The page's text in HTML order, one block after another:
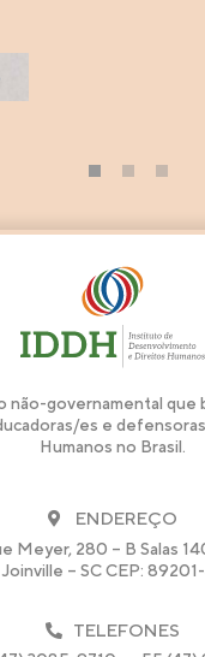
3
não-governamental que
es e
Humanos no Brasil.
ENDEREÇO
Meyer, 280 – B Salas
Joinville – SC CEP:
TELEFONES